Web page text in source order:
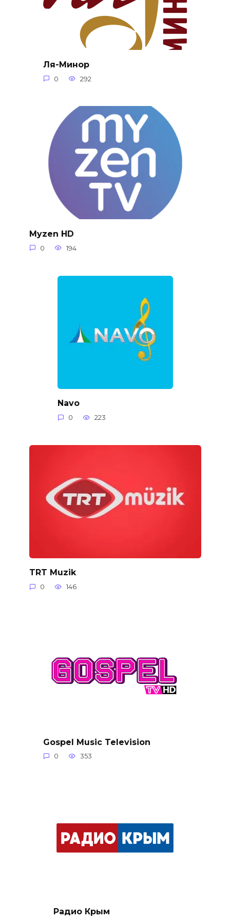
Ля-Минор
0 292
Myzen HD
0 194
Navo
0 223
TRT Muzik
0 146
Gospel Music Television
0 353
Радио Крым